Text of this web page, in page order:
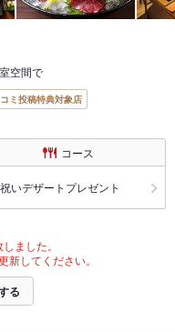
空間で
ミ投稿特典対象店
コース
いデザートプレゼント
ました。
してください。
る